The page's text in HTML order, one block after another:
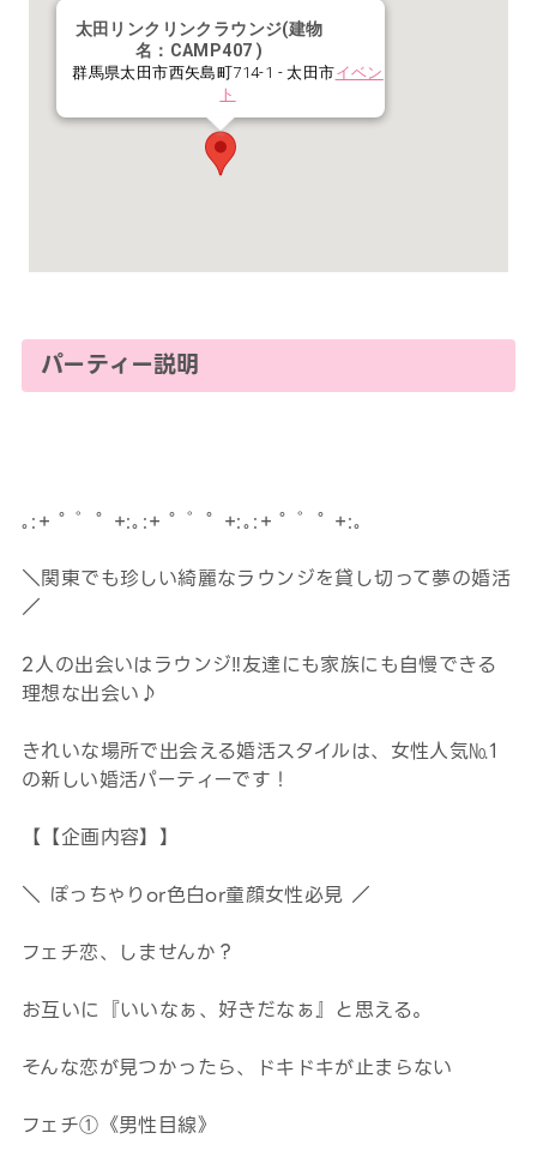
太田リンクリンクラウンジ(建物
名：CAMP407 )
群馬県太田市西矢島町714-1 - 太田市イベン
ト
パーティー説明
｡:+ ﾟ ゜ﾟ +:｡:+ ﾟ ゜ﾟ +:｡:+ ﾟ ゜ﾟ +:｡
＼関東でも珍しい綺麗なラウンジを貸し切って夢の婚活
／
2人の出会いはラウンジ‼友達にも家族にも自慢できる
理想な出会い♪
きれいな場所で出会える婚活スタイルは、女性人気№1
の新しい婚活パーティーです！
【【企画内容】】
＼ ぽっちゃりor色白or童顔女性必見 ／
フェチ恋、しませんか？
お互いに『いいなぁ、好きだなぁ』と思える。
そんな恋が見つかったら、ドキドキが止まらない
フェチ①《男性目線》